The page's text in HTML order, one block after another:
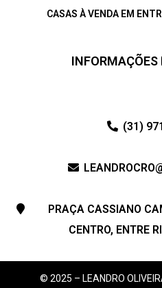
CASAS À VENDA EM
INFORMAÇÕES
(31)
PRAÇA CASSIANO
CENTRO, ENTRE
© 2025 – LEANDRO